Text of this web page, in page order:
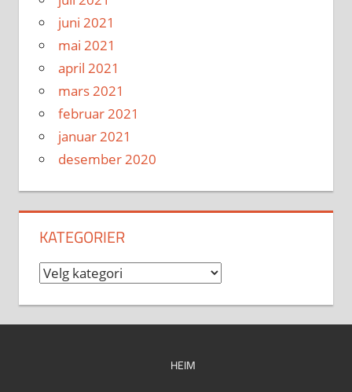
juni 2021
mai 2021
april 2021
mars 2021
februar 2021
januar 2021
desember 2020
KATEGORIER
Kategorier
HEIM